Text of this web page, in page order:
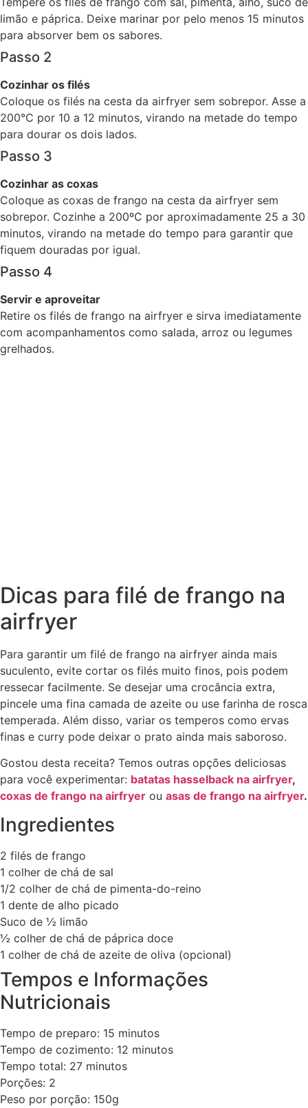
limão e páprica. Deixe marinar por pelo menos 15 minutos
para absorver bem os sabores.
Passo 2
Cozinhar os filés
Coloque os filés na cesta da airfryer sem sobrepor. Asse a
200°C por 10 a 12 minutos, virando na metade do tempo
para dourar os dois lados.
Passo 3
Cozinhar as coxas
Coloque as coxas de frango na cesta da airfryer sem
sobrepor. Cozinhe a 200ºC por aproximadamente 25 a 30
minutos, virando na metade do tempo para garantir que
fiquem douradas por igual.
Passo 4
Servir e aproveitar
Retire os filés de frango na airfryer e sirva imediatamente
com acompanhamentos como salada, arroz ou legumes
grelhados.
Dicas para filé de frango na
airfryer
Para garantir um filé de frango na airfryer ainda mais
suculento, evite cortar os filés muito finos, pois podem
ressecar facilmente. Se desejar uma crocância extra,
pincele uma fina camada de azeite ou use farinha de rosca
temperada. Além disso, variar os temperos como ervas
finas e curry pode deixar o prato ainda mais saboroso.
Gostou desta receita? Temos outras opções deliciosas
para você experimentar: batatas hasselback na airfryer,
coxas de frango na airfryer ou asas de frango na airfryer.
Ingredientes
2 filés de frango
1 colher de chá de sal
1/2 colher de chá de pimenta-do-reino
1 dente de alho picado
Suco de ½ limão
½ colher de chá de páprica doce
1 colher de chá de azeite de oliva (opcional)
Tempos e Informações
Nutricionais
Tempo de preparo: 15 minutos
Tempo de cozimento: 12 minutos
Tempo total: 27 minutos
Porções: 2
Peso por porção: 150g